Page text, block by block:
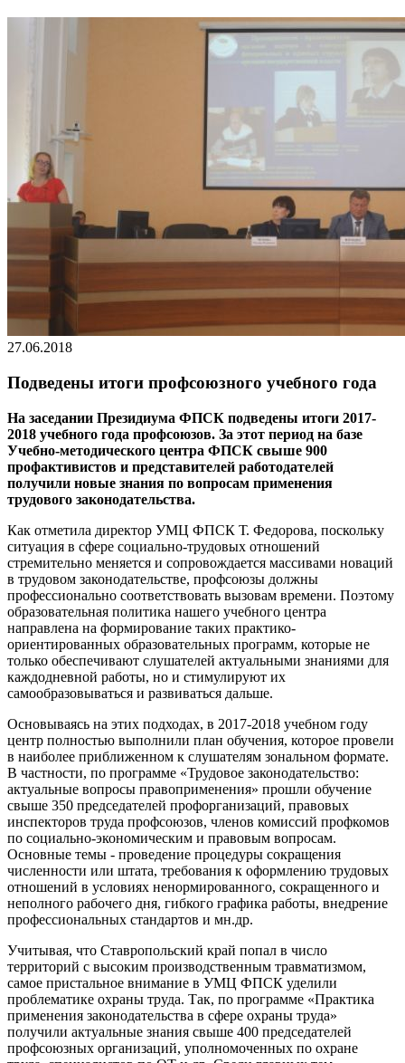
27.06.2018
Подведены итоги профсоюзного учебного года
На заседании Президиума ФПСК подведены итоги 2017-
2018 учебного года профсоюзов. За этот период на базе
Учебно-методического центра ФПСК свыше 900
профактивистов и представителей работодателей
получили новые знания по вопросам применения
трудового законодательства.
Как отметила директор УМЦ ФПСК Т. Федорова, поскольку
ситуация в сфере социально-трудовых отношений
стремительно меняется и сопровождается массивами новаций
в трудовом законодательстве, профсоюзы должны
профессионально соответствовать вызовам времени. Поэтому
образовательная политика нашего учебного центра
направлена на формирование таких практико-
ориентированных образовательных программ, которые не
только обеспечивают слушателей актуальными знаниями для
каждодневной работы, но и стимулируют их
самообразовываться и развиваться дальше.
Основываясь на этих подходах, в 2017-2018 учебном году
центр полностью выполнили план обучения, которое провели
в наиболее приближенном к слушателям зональном формате.
В частности, по программе «Трудовое законодательство:
актуальные вопросы правоприменения» прошли обучение
свыше 350 председателей профорганизаций, правовых
инспекторов труда профсоюзов, членов комиссий профкомов
по социально-экономическим и правовым вопросам.
Основные темы - проведение процедуры сокращения
численности или штата, требования к оформлению трудовых
отношений в условиях ненормированного, сокращенного и
неполного рабочего дня, гибкого графика работы, внедрение
профессиональных стандартов и мн.др.
Учитывая, что Ставропольский край попал в число
территорий с высоким производственным травматизмом,
самое пристальное внимание в УМЦ ФПСК уделили
проблематике охраны труда. Так, по программе «Практика
применения законодательства в сфере охраны труда»
получили актуальные знания свыше 400 председателей
профсоюзных организаций, уполномоченных по охране